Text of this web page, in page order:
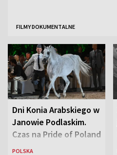
FILMY DOKUMENTALNE
Dni Konia Arabskiego w
Janowie Podlaskim.
Czas na Pride of Poland
POLSKA